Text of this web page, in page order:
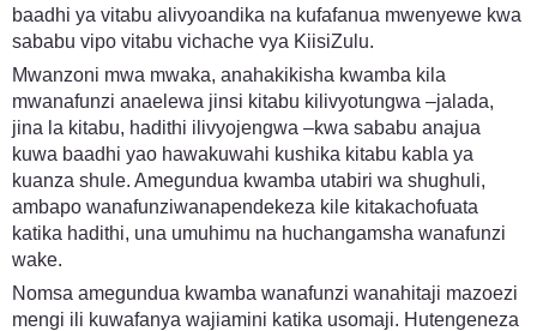
baadhi ya vitabu alivyoandika na kufafanua mwenyewe kwa
sababu vipo vitabu vichache vya KiisiZulu.
Mwanzoni mwa mwaka, anahakikisha kwamba kila
mwanafunzi anaelewa jinsi kitabu kilivyotungwa –jalada,
jina la kitabu, hadithi ilivyojengwa –kwa sababu anajua
kuwa baadhi yao hawakuwahi kushika kitabu kabla ya
kuanza shule. Amegundua kwamba utabiri wa shughuli,
ambapo wanafunziwanapendekeza kile kitakachofuata
katika hadithi, una umuhimu na huchangamsha wanafunzi
wake.
Nomsa amegundua kwamba wanafunzi wanahitaji mazoezi
mengi ili kuwafanya wajiamini katika usomaji. Hutengeneza